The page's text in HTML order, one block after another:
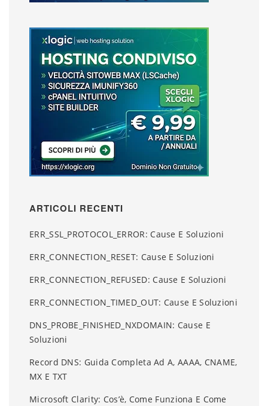
ARTICOLI RECENTI
ERR_SSL_PROTOCOL_ERROR: Cause E Soluzioni
ERR_CONNECTION_RESET: Cause E Soluzioni
ERR_CONNECTION_REFUSED: Cause E Soluzioni
ERR_CONNECTION_TIMED_OUT: Cause E Soluzioni
DNS_PROBE_FINISHED_NXDOMAIN: Cause E
Soluzioni
Record DNS: Guida Completa Ad A, AAAA, CNAME,
MX E TXT
Microsoft Clarity: Cos’è, Come Funziona E Come